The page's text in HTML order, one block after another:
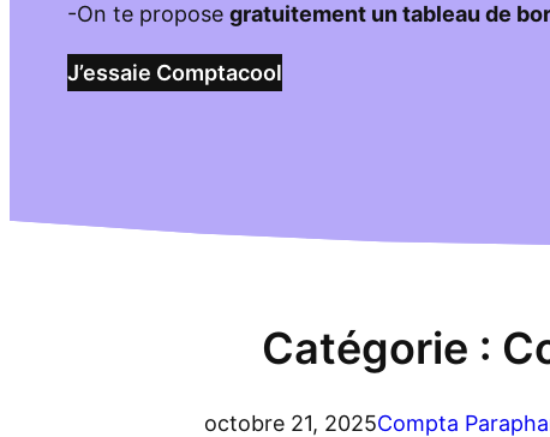
-On te propose gratuitement un tableau de
J’essaie Comptacool
Catégorie :
octobre 21, 2025Compta